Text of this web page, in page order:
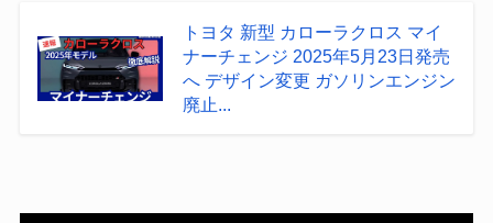
トヨタ 新型 カローラクロス マイ
ナーチェンジ 2025年5月23日発売
へ デザイン変更 ガソリンエンジン
廃止...